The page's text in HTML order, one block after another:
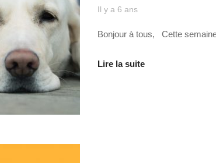
Il y a 6 ans
Bonjour à tous, Cette
Lire la suite